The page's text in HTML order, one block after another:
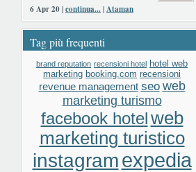
6 Apr 20 |continua...|Ataman
Tag più frequenti
brand reputation recensioni hotel hotel web
marketing booking.com recensioni
revenue management seo web
marketing turismo
facebook hotelweb
marketing turistico
instagramexpedia